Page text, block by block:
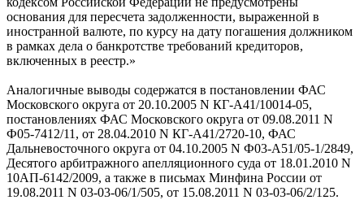
основания для пересчета задолженности, выраженной в
иностранной валюте, по курсу на дату погашения должником
в рамках дела о банкротстве требований кредиторов,
включенных в реестр.»
Аналогичные выводы содержатся в постановлении ФАС
Московского округа от 20.10.2005 N КГ-А41/10014-05,
постановлениях ФАС Московского округа от 09.08.2011 N
Ф05-7412/11, от 28.04.2010 N КГ-А41/2720-10, ФАС
Дальневосточного округа от 04.10.2005 N Ф03-А51/05-1/2849,
Десятого арбитражного апелляционного суда от 18.01.2010 N
10АП-6142/2009, а также в письмах Минфина России от
19.08.2011 N 03-03-06/1/505, от 15.08.2011 N 03-03-06/2/125.